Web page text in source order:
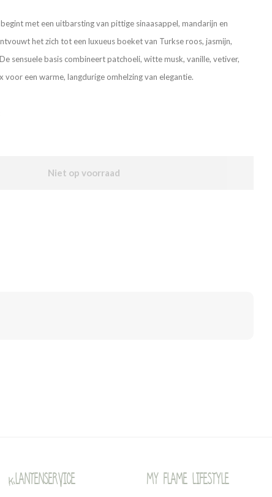
met een uitbarsting van pittige sinaasappel, mandarijn en
het zich tot een luxueus boeket van Turkse roos, jasmijn,
sensuele basis combineert patchoeli, witte musk, vanille, vetiver,
een warme, langdurige omhelzing van elegantie.
Niet op voorraad
Klantenservice My Flame Lifestyle